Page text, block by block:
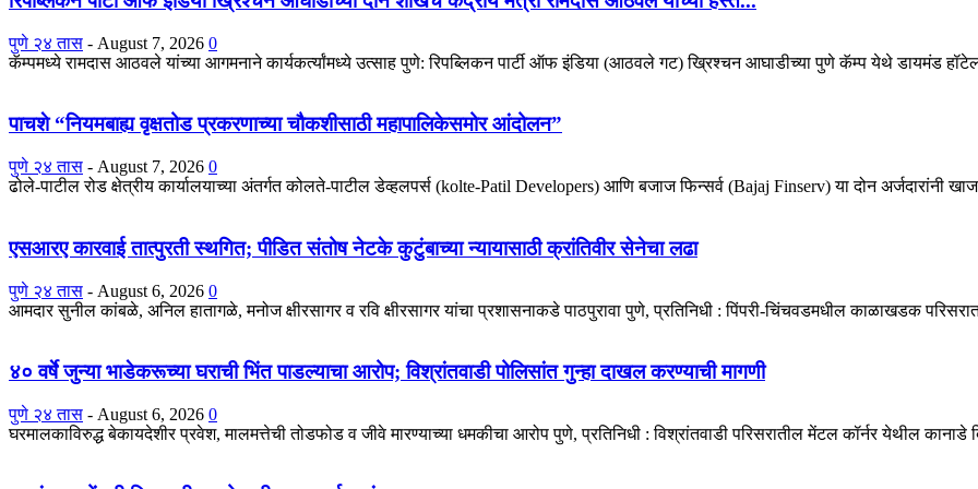
पुणे २४ तास - August 7, 2026 0
कॅम्पमध्ये रामदास आठवले यांच्या आगमनाने कार्यकर्त्यांमध्ये उत्साह पुणे: रिपब्लिकन पार्टी ऑफ इंडिया (आठवले गट) ख्रिश्चन आघाडीच्या पुणे कॅम्प येथे डायमंड
पाचशे “नियमबाह्य वृक्षतोड प्रकरणाच्या चौकशीसाठी महापालिकेसमोर आंदोलन”
पुणे २४ तास - August 7, 2026 0
ढोले-पाटील रोड क्षेत्रीय कार्यालयाच्या अंतर्गत कोलते-पाटील डेव्हलपर्स (kolte-Patil Developers) आणि बजाज फिन्सर्व (Bajaj Finserv) या दोन अर्जदारांनी
एसआरए कारवाई तात्पुरती स्थगित; पीडित संतोष नेटके कुटुंबाच्या न्यायासाठी क्रांतिवीर सेनेचा लढा
पुणे २४ तास - August 6, 2026 0
आमदार सुनील कांबळे, अनिल हातागळे, मनोज क्षीरसागर व रवि क्षीरसागर यांचा प्रशासनाकडे पाठपुरावा पुणे, प्रतिनिधी : पिंपरी-चिंचवडमधील काळाखडक
४० वर्षे जुन्या भाडेकरूच्या घराची भिंत पाडल्याचा आरोप; विश्रांतवाडी पोलिसांत गुन्हा दाखल करण्याची मागणी
पुणे २४ तास - August 6, 2026 0
घरमालकाविरुद्ध बेकायदेशीर प्रवेश, मालमत्तेची तोडफोड व जीवे मारण्याच्या धमकीचा आरोप पुणे, प्रतिनिधी : विश्रांतवाडी परिसरातील मेंटल कॉर्नर येथील